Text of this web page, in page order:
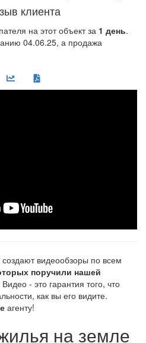
клиента
на этот объект за 1 день.
04.06.25, а продажа
видеообзоры по всем
поручили нашей
Видео - это гарантия того, что
как вы его видите.
агенту!
на земле